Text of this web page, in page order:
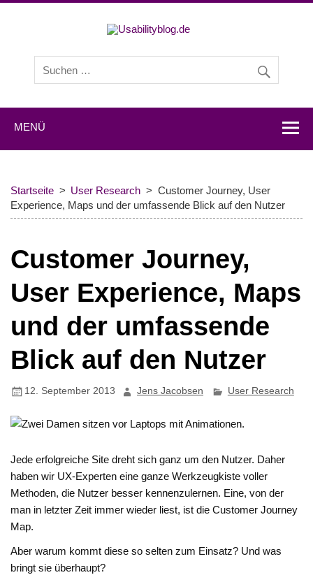
Experten zu den Themen Usability und User Experience.
MENÜ
Startseite User Research
Customer Journey, User
Experience, Maps und der umfassende Blick auf den Nutzer
Customer Journey,
User Experience, Maps
und der umfassende
Blick auf den Nutzer
12. September 2013 Jens Jacobsen User Research
Jede erfolgreiche Site dreht sich ganz um den Nutzer. Daher
haben wir UX-Experten eine ganze Werkzeugkiste voller
Methoden, die Nutzer besser kennenzulernen. Eine, von der
man in letzter Zeit immer wieder liest, ist die Customer Journey
Map.
Aber warum kommt diese so selten zum Einsatz? Und was
bringt sie überhaupt?